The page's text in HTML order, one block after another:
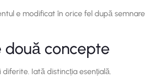
e modificat în orice fel după
două concepte
Iată distincția esențială.